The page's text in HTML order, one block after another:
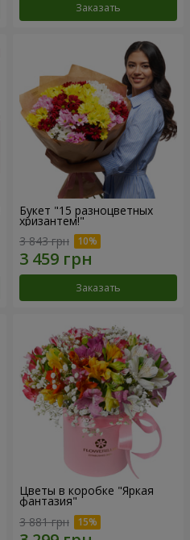
Заказать
Букет "15 разноцветных
хризантем!"
3 843 грн
Заказать
Цветы в коробке "Яркая
фантазия"
3 881 грн